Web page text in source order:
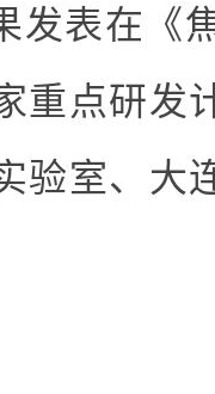
发表在《
重点研发
验室、大